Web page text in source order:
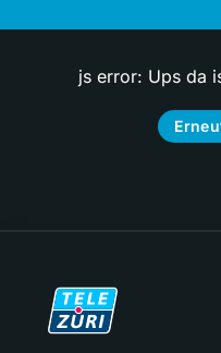
js error: Ups da